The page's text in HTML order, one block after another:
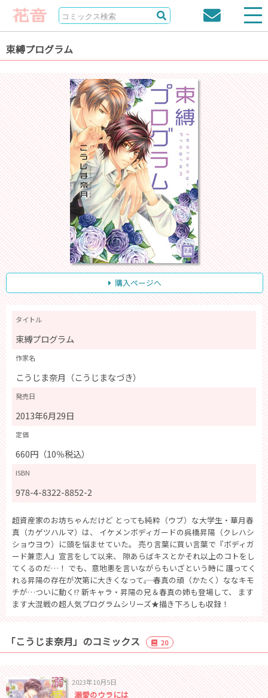
束縛プログラム
購入ページへ
タイトル
束縛プログラム
作家名
こうじま奈月（こうじまなづき）
発売日
2013年6月29日
定価
660円（10％税込）
ISBN
978-4-8322-8852-2
超資産家のお坊ちゃんだけど とっても純粋（ウブ）な大学生・華月春
真（カゲツハルマ）は、 イケメンボディガードの呉橋昇陽（クレハシ
ショウヨウ）に頭を悩ませていた。 売り言葉に買い言葉で『ボディガ
ード兼恋人』宣言をして以来、 隙あらばキスとかそれ以上のコトをし
てくるのだ…！ でも、意地悪を言いながらもいざという時に 護ってく
れる昇陽の存在が次第に大きくなって――。 春真の頑（かたく）ななキモ
チが…ついに動く!? 新キャラ・昇陽の兄＆春真の姉も登場して、 ます
ます大混戦の超人気プログラムシリーズ★描き下ろしも収録！
「こうじま奈月」のコミックス 20
2023年10月5日
溺愛のウラには